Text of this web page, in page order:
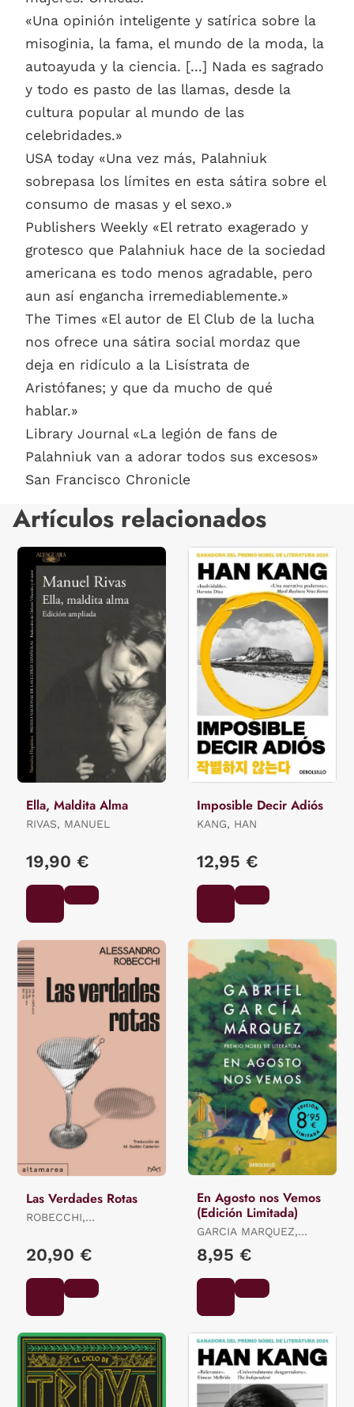
«Una opinión inteligente y satírica sobre la
misoginia, la fama, el mundo de la moda, la
autoayuda y la ciencia. [...] Nada es sagrado
y todo es pasto de las llamas, desde la
cultura popular al mundo de las
celebridades.»
USA today «Una vez más, Palahniuk
sobrepasa los límites en esta sátira sobre el
consumo de masas y el sexo.»
Publishers Weekly «El retrato exagerado y
grotesco que Palahniuk hace de la sociedad
americana es todo menos agradable, pero
aun así engancha irremediablemente.»
The Times «El autor de El Club de la lucha
nos ofrece una sátira social mordaz que
deja en ridículo a la Lisístrata de
Aristófanes; y que da mucho de qué
hablar.»
Library Journal «La legión de fans de
Palahniuk van a adorar todos sus excesos»
San Francisco Chronicle
Artículos relacionados
Ella, Maldita Alma
RIVAS, MANUEL
19,90 €
Imposible Decir Adiós
KANG, HAN
12,95 €
Las Verdades Rotas
ROBECCHI,
20,90 €
En Agosto nos Vemos
(Edición Limitada)
GARCIA MARQUEZ,
GABRIEL
8,95 €